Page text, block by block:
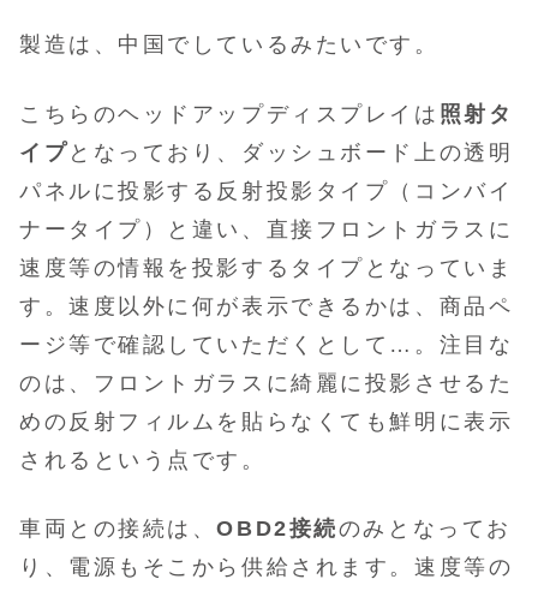
製造は、中国でしているみたいです。
こちらのヘッドアップディスプレイは 照射タ
イプとなっており、ダッシュボード上の透明
パネルに投影する反射投影タイプ（コンバイ
ナータイプ）と違い、直接フロントガラスに
速度等の情報を投影するタイプとなっていま
す。速度以外に何が表示できるかは、商品ペ
ージ等で確認していただくとして…。注目な
のは、フロントガラスに綺麗に投影させるた
めの反射フィルムを貼らなくても鮮明に表示
されるという点です。
車両との接続は、OBD2接続のみとなってお
り、電源もそこから供給されます。速度等の